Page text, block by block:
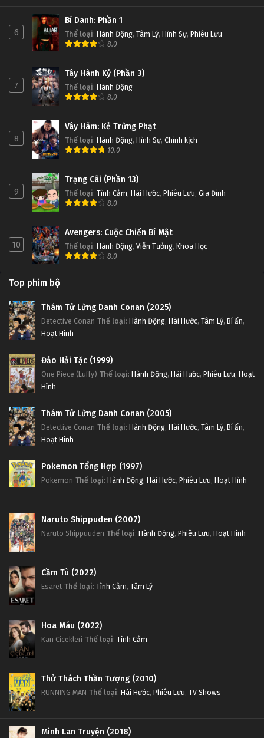
6
Bí Danh: Phần 1
Thể loại: Hành Động, Tâm Lý, Hình Sự, Phiêu Lưu
8.0
7
Tây Hành Kỷ (Phần 3)
Thể loại: Hành Động
8.0
8
Vây Hãm: Kẻ Trừng Phạt
Thể loại: Hành Động, Hình Sự, Chính kịch
10.0
9
Trạng Cãi (Phần 13)
Thể loại: Tình Cảm, Hài Hước, Phiêu Lưu, Gia Đình
8.0
10
Avengers: Cuộc Chiến Bí Mật
Thể loại: Hành Động, Viễn Tưởng, Khoa Học
8.0
Top phim bộ
Thám Tử Lừng Danh Conan (2025)
Detective Conan Thể loại: Hành Động, Hài Hước, Tâm Lý, Bí ẩn,
Hoạt Hình
Đảo Hải Tặc (1999)
One Piece (Luffy) Thể loại: Hành Động, Hài Hước, Phiêu Lưu, Hoạt
Hình
Thám Tử Lừng Danh Conan (2005)
Detective Conan Thể loại: Hành Động, Hài Hước, Tâm Lý, Bí ẩn,
Hoạt Hình
Pokemon Tổng Hợp (1997)
Pokemon Thể loại: Hành Động, Hài Hước, Phiêu Lưu, Hoạt Hình
Naruto Shippuden (2007)
Naruto Shippuuden Thể loại: Hành Động, Phiêu Lưu, Hoạt Hình
Cầm Tù (2022)
Esaret Thể loại: Tình Cảm, Tâm Lý
Hoa Máu (2022)
Kan Cicekleri Thể loại: Tình Cảm
Thử Thách Thần Tượng (2010)
RUNNING MAN Thể loại: Hài Hước, Phiêu Lưu, TV Shows
Minh Lan Truyện (2018)